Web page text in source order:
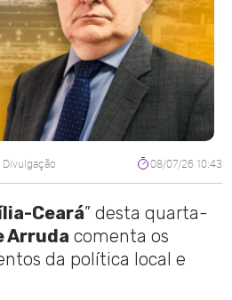
08/07/26 10:43
Ceará” desta quarta-
Arruda comenta os
da política local e